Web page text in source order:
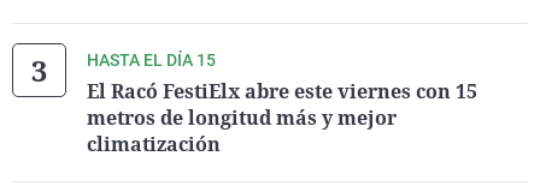
HASTA EL DÍA 15
El Racó FestiElx abre este viernes con 15
metros de longitud más y mejor
climatización